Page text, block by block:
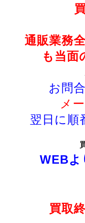
通販業務
も当面
お問
メ
翌日に順
WEBよ
買取